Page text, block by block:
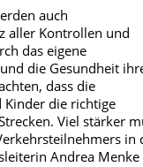
auch
aller Kontrollen und
das eigene
die Gesundheit
dass die
Kinder die richtige
Viel stärker
in
Andrea Menke